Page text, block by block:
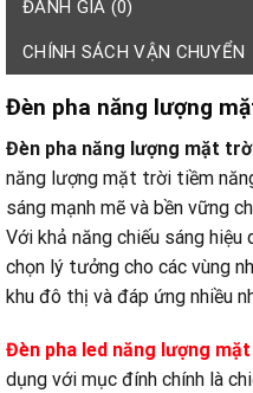
ĐÁNH GIÁ (0)
CHÍNH SÁCH VẬN CHUYỂN
Đèn pha năng lượng
Đèn pha năng lượng mặt
năng lượng mặt trời tiềm
sáng mạnh mẽ và bền vững
Với khả năng chiếu sáng
chọn lý tưởng cho các vùng
khu đô thị và đáp ứng nhiều
Đèn pha led năng lượng
dụng với mục đính chính là